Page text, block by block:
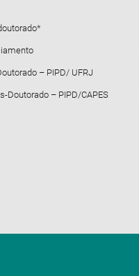
– PIPD/ UFRJ
Doutorado – PIPD/CAPES